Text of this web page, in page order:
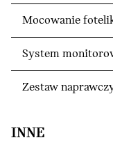
Mocowanie
System
Zestaw
INNE